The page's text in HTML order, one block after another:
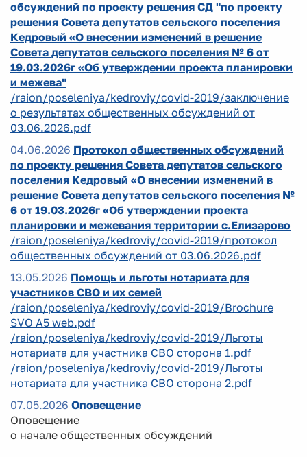
обсуждений по проекту решения СД "по проекту
решения Совета депутатов сельского поселения
Кедровый «О внесении изменений в решение
Совета депутатов сельского поселения № 6 от
19.03.2026г «Об утверждении проекта планировки
и межева"
/raion/poseleniya/kedroviy/covid-2019/заключение
о результатах общественных обсуждений от
03.06.2026.pdf
04.06.2026 Протокол общественных обсуждений
по проекту решения Совета депутатов сельского
поселения Кедровый «О внесении изменений в
решение Совета депутатов сельского поселения №
6 от 19.03.2026г «Об утверждении проекта
планировки и межевания территории с.Елизарово
/raion/poseleniya/kedroviy/covid-2019/протокол
общественных обсуждений от 03.06.2026.pdf
13.05.2026 Помощь и льготы нотариата для
участников СВО и их семей
/raion/poseleniya/kedroviy/covid-2019/Brochure
SVO A5 web.pdf
/raion/poseleniya/kedroviy/covid-2019/Льготы
нотариата для участника СВО сторона 1.pdf
/raion/poseleniya/kedroviy/covid-2019/Льготы
нотариата для участника СВО сторона 2.pdf
07.05.2026 Оповещение
Оповещение
о начале общественных обсуждений